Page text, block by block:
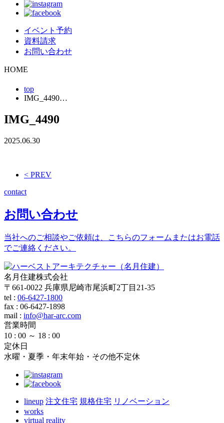
イベント予約
資料請求
お問い合わせ
HOME
top
IMG_4490…
IMG_4490
2025.06.30
< PREV
contact
お問い合わせ
当社へのご相談やご依頼は、こちらのフォームまたはお電話
でご連絡ください。
名月住建株式会社
〒661-0022 兵庫県尼崎市尾浜町2丁目21-35
tel : 06-6427-1800
fax : 06-6427-1898
mail : info@har-arc.com
営業時間
10 : 00 ～ 18 : 00
定休日
水曜・夏季・年末年始・その他不定休
lineup 注文住宅 規格住宅 リノベーション
works
virtual reality